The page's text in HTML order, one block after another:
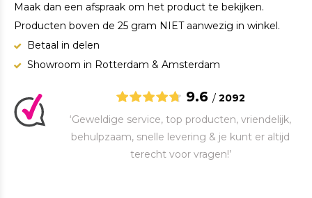
Maak dan een afspraak om het product te bekijken.
Producten boven de 25 gram NIET aanwezig in winkel.
Betaal in delen
Showroom in Rotterdam & Amsterdam
9.6 / 2092
‘Geweldige service, top producten, vriendelijk,
behulpzaam, snelle levering & je kunt er altijd
terecht voor vragen!’